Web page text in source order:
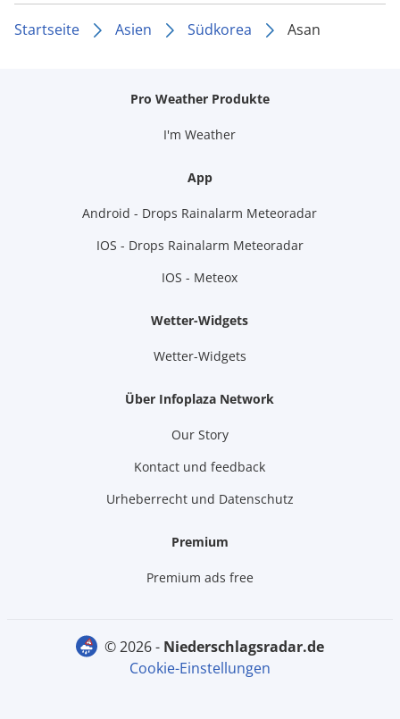
Startseite Asien Südkorea Asan
Pro Weather Produkte
I'm Weather
App
Android - Drops Rainalarm Meteoradar
IOS - Drops Rainalarm Meteoradar
IOS - Meteox
Wetter-Widgets
Wetter-Widgets
Über Infoplaza Network
Our Story
Kontact und feedback
Urheberrecht und Datenschutz
Premium
Premium ads free
© 2026 -
niederschlagsradar.de
Cookie-Einstellungen